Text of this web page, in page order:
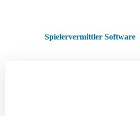
Spielervermittler Software